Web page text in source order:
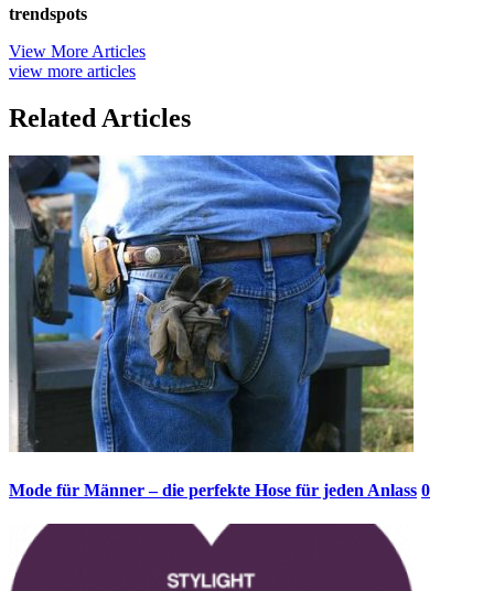
trendspots
View More Articles
view more articles
Related Articles
Mode für Männer – die perfekte Hose für jeden Anlass 0